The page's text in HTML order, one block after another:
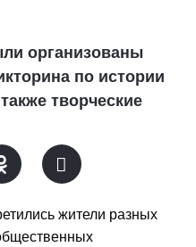
организованы
по истории
творческие
жители разных